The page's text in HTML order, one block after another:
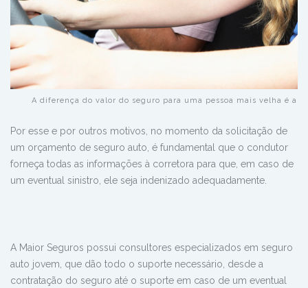
A diferença do valor do seguro para uma pessoa mais velha é alta
Por esse e por outros motivos, no momento da solicitação de
um orçamento de seguro auto, é fundamental que o condutor
forneça todas as informações à corretora para que, em caso de
um eventual sinistro, ele seja indenizado adequadamente.
A Maior Seguros possui consultores especializados em seguro
auto jovem, que dão todo o suporte necessário, desde a
contratação do seguro até o suporte em caso de um eventual